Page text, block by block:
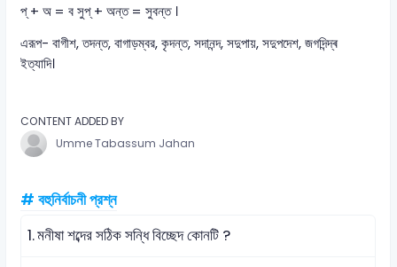
প্ + অ = ব সুপ্ + অন্ত = সুবন্ত ।
এরূপ- বাগীশ, তদন্ত, বাগাড়ম্বর, কৃদন্ত, সদানন্দ, সদুপায়, সদুপদেশ, জগদিন্দ্ৰ
ইত্যাদি।
CONTENT ADDED BY
Umme Tabassum Jahan
# বহুনির্বাচনী প্রশ্ন
1.মনীষা শব্দের সঠিক সন্ধি বিচ্ছেদ কোনটি ?